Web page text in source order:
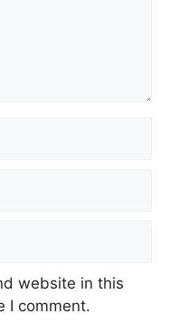
website in this
I comment.